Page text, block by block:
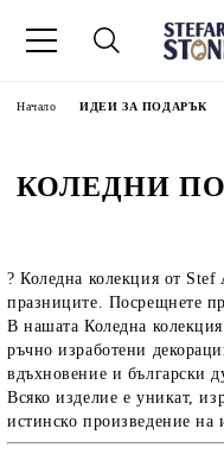
Начало ИДЕИ ЗА ПОДАРЪК
КОЛЕДНИ
? Коледна колекция от Stef
празниците. Посрещнете
В нашатаКоледна колекция
ръчно изработени
вдъхновение и български
Всяко изделие е уникат,
истинско произведение на